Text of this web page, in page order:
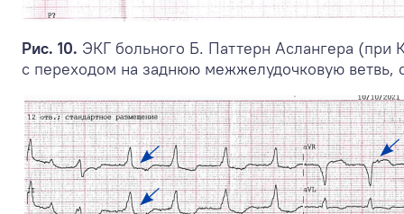
Рис. 10. ЭКГ больного Б. Паттерн Аслангера
с переходом на заднюю межжелудочковую